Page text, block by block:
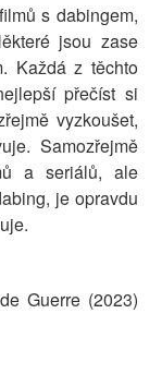
s dabingem,
jsou zase
Každá z těchto
přečíst si
vyzkoušet,
Samozřejmě
a seriálů, ale
je opravdu
Guerre (2023)